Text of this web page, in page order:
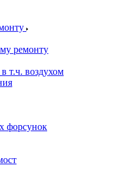
ремонту
т.ч. воздухом
форсунок